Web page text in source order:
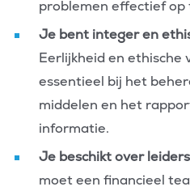
problemen effectief op
Je bent integer en
Eerlijkheid en ethische
essentieel bij het
middelen en het
informatie.
Je beschikt over
moet een financieel